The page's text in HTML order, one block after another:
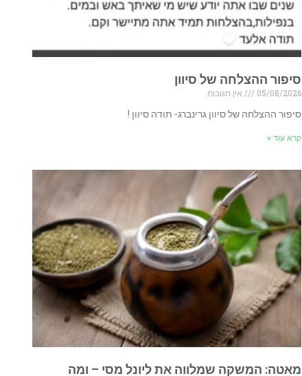
סיפור ההצלחה של סיוון
05/08/2026
אין תגובות
סיפור ההצלחה של סיוון גרינברג- תודה סיוון !
קרא עוד »
מאטה: המשקה שמלווה את ליונל מסי – ומה